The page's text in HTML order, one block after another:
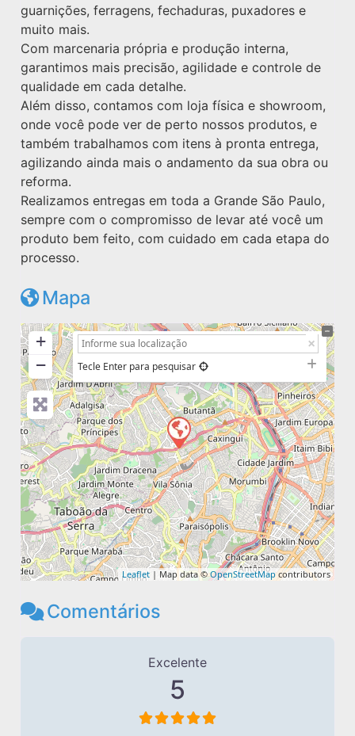
guarnições, ferragens, fechaduras, puxadores e
muito mais.
Com marcenaria própria e produção interna,
garantimos mais precisão, agilidade e controle de
qualidade em cada detalhe.
Além disso, contamos com loja física e showroom,
onde você pode ver de perto nossos produtos, e
também trabalhamos com itens à pronta entrega,
agilizando ainda mais o andamento da sua obra ou
reforma.
Realizamos entregas em toda a Grande São Paulo,
sempre com o compromisso de levar até você um
produto bem feito, com cuidado em cada etapa do
processo.
Mapa
+
−
Tecle Enter para pesquisar
Leaflet | Map data ©OpenStreetMapcontributors
Comentários
1 avaliação
Excelente
5